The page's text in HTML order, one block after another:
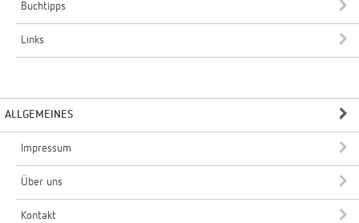
Buchtipps
Links
ALLGEMEINES
Impressum
Über uns
Kontakt